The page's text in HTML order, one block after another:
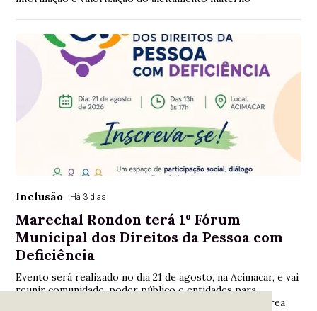
Inclusão Há 3 dias
Marechal Rondon terá 1º Fórum
Municipal dos Direitos da Pessoa com
Deficiência
Evento será realizado no dia 21 de agosto, na Acimacar, e vai
reunir comunidade, poder público e entidades para
construir propostas ao primeiro plano municipal da área